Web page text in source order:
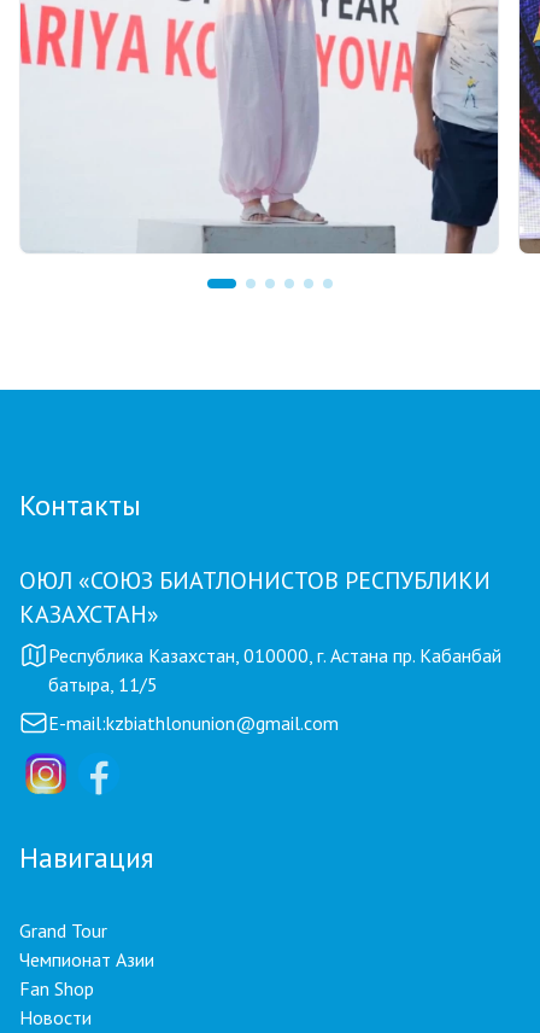
Контакты
ОЮЛ «СОЮЗ БИАТЛОНИСТОВ РЕСПУБЛИКИ
КАЗАХСТАН»
Республика Казахстан, 010000, г. Астана пр. Кабанбай
батыра, 11/5
E-mail:kzbiathlonunion@gmail.com
Навигация
Grand Tour
Чемпионат Азии
Fan Shop
Новости